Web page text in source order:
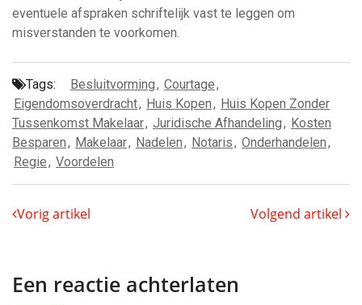
eventuele afspraken schriftelijk vast te leggen om
misverstanden te voorkomen.
Tags: Besluitvorming, Courtage,
Eigendomsoverdracht, Huis Kopen, Huis Kopen Zonder
Tussenkomst Makelaar, Juridische Afhandeling, Kosten
Besparen, Makelaar, Nadelen, Notaris, Onderhandelen,
Regie, Voordelen
Vorig artikel Volgend artikel
Een reactie achterlaten